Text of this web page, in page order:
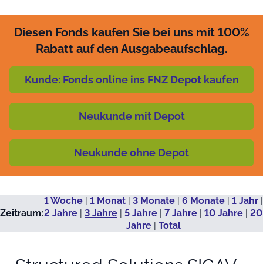
Diesen Fonds kaufen Sie bei uns mit 100%
Rabatt auf den Ausgabeaufschlag.
Kunde: Fonds online ins FNZ Depot kaufen
Neukunde mit Depot
Neukunde ohne Depot
Zeitraum:
1 Woche| 1 Monat| 3 Monate| 6 Monate| 1 Jahr|
2 Jahre | 3 Jahre | 5 Jahre | 7 Jahre | 10 Jahre | 20
Jahre| Total